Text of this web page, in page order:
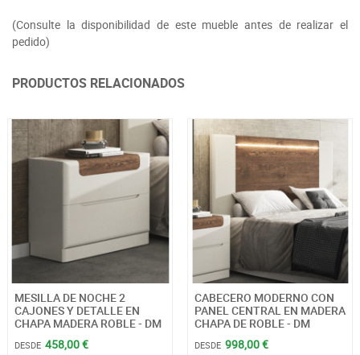
(Consulte la disponibilidad de este mueble antes de realizar el
pedido)
PRODUCTOS RELACIONADOS
MESILLA DE NOCHE 2
CAJONES Y DETALLE EN
CHAPA MADERA ROBLE - DM
DESDE 458,00 €
CABECERO MODERNO CON
PANEL CENTRAL EN MADERA
CHAPA DE ROBLE - DM
DESDE 998,00 €